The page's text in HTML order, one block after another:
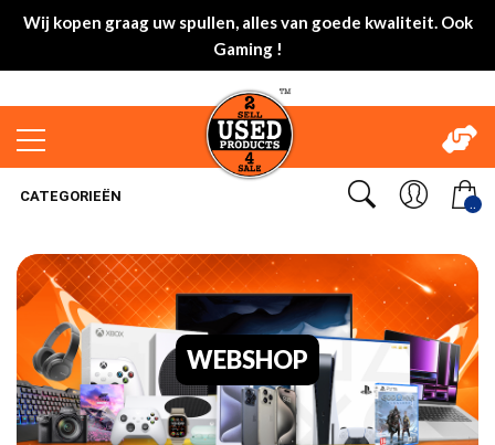
Wij kopen graag uw spullen, alles van goede kwaliteit. Ook
Gaming !
..
CATEGORIEËN
WEBSHOP